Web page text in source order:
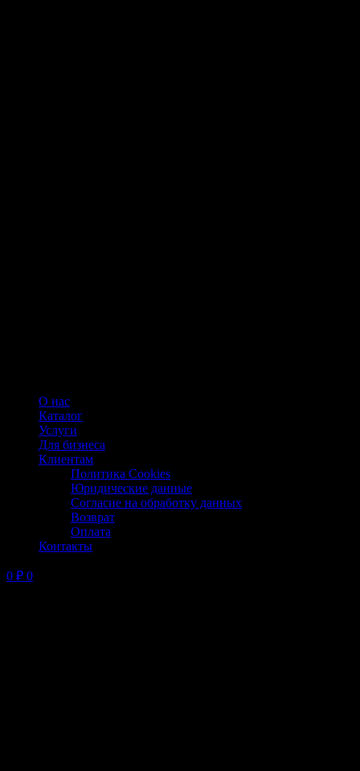
О нас
Каталог
Услуги
Для бизнеса
Клиентам
Политика Cookies
Юридические данные
Согласие на обработку данных
Возврат
Оплата
Контакты
0 ₽ 0